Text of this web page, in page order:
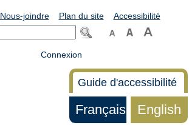
Nous-joindre Plan du site Accessibilité
Connexion
Guide d'accessibilité
Français English